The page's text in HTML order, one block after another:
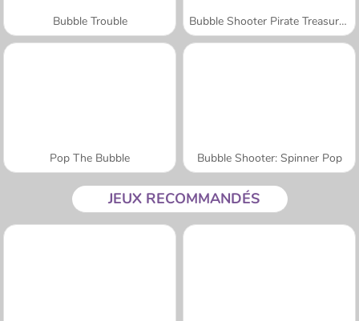
Bubble Trouble Bubble Shooter Pirate Treasures
Pop The Bubble Bubble Shooter: Spinner Pop
JEUX RECOMMANDÉS